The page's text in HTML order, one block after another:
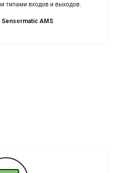
типами входов и выходов.
Sensormatic AMS